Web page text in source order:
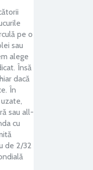
pe o
sau
alege
Însă
dacă
În
sau all-
cu
de 2/32